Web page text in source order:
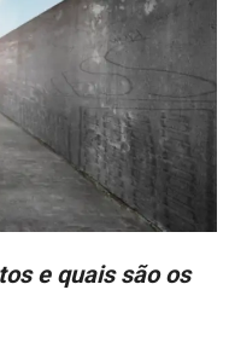
e quais são os